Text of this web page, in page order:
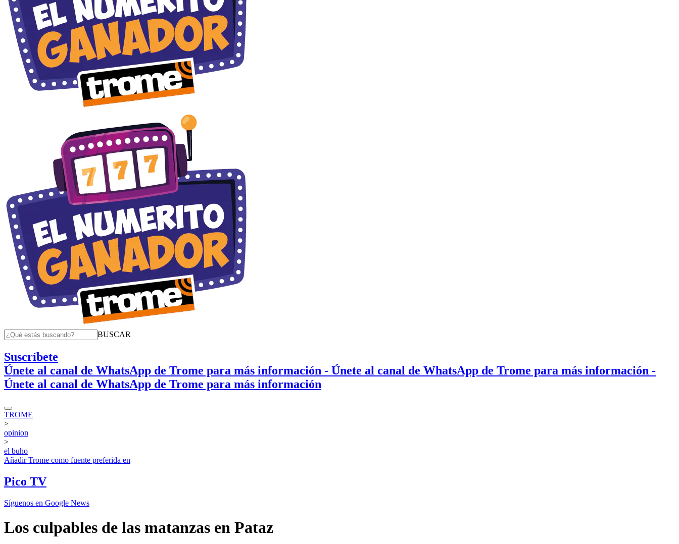
BUSCAR
Suscríbete
Únete al canal de WhatsApp de Trome para más información - Únete al canal de WhatsApp de Trome para más información -
Únete al canal de WhatsApp de Trome para más información
TROME
>
opinion
>
el buho
AñadirTrome como fuente preferida en
Pico TV
Síguenos en Google News
Los culpables de las matanzas en Pataz